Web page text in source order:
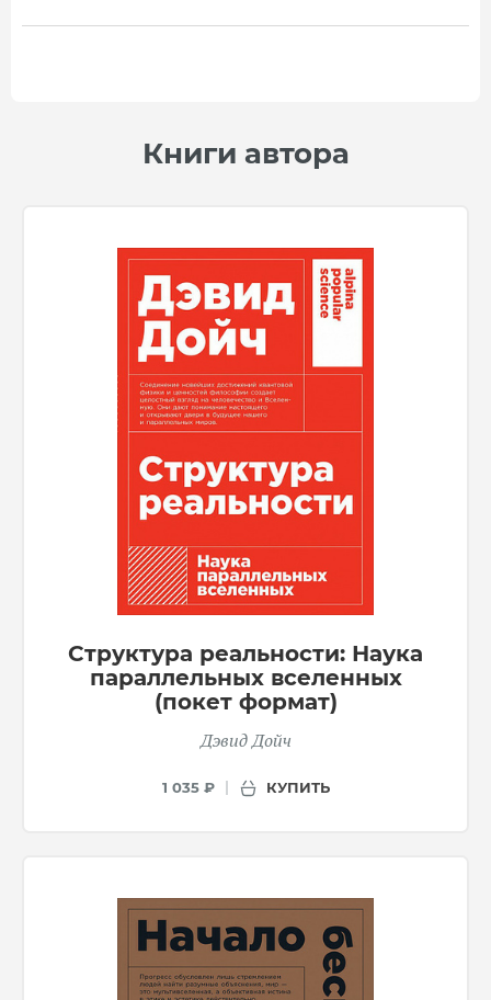
Книги автора
Структура реальности: Наука
параллельных вселенных
(покет формат)
Дэвид Дойч
1 035 ₽ КУПИТЬ